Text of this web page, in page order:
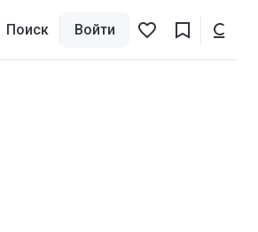
Поиск Войти